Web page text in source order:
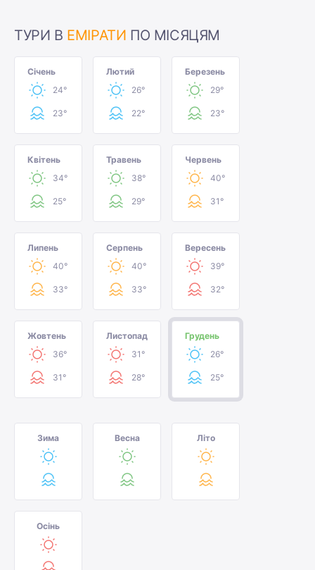
ТУРИ В ЕМІРАТИ ПО МІСЯЦЯМ
Січень
24°
23°
Лютий
26°
22°
Березень
29°
23°
Квітень
34°
25°
Травень
38°
29°
Червень
40°
31°
Липень
40°
33°
Серпень
40°
33°
Вересень
39°
32°
Жовтень
36°
31°
Листопад
31°
28°
Грудень
26°
25°
Зима Весна Літо
Осінь